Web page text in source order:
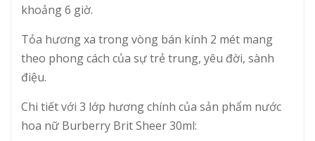
khoảng 6 giờ.
Tỏa hương xa trong vòng bán kính 2 mét mang
theo phong cách của sự trẻ trung, yêu đời, sành
điệu.
Chi tiết với 3 lớp hương chính của sản phẩm nước
hoa nữ Burberry Brit Sheer 30ml: